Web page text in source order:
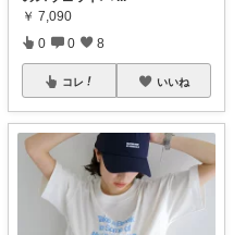
￥ 7,090
0 0 8
コレ いいね